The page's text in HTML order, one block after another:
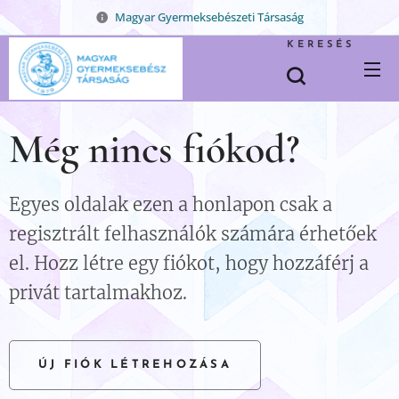
Magyar Gyermeksebészeti Társaság
KERESÉS
Még nincs fiókod?
Egyes oldalak ezen a honlapon csak a
regisztrált felhasználók számára érhetőek
el. Hozz létre egy fiókot, hogy hozzáférj a
privát tartalmakhoz.
ÚJ FIÓK LÉTREHOZÁSA